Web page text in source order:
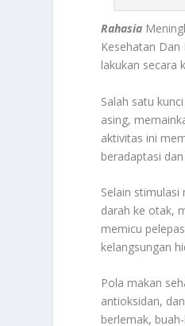
Rahasia
Kesehatan
lakukan secara
Salah satu
asing,
aktivitas ini
beradaptasi
Selain
darah ke otak,
memicu
kelangsungan
Pola makan
antioksidan,
berlemak,